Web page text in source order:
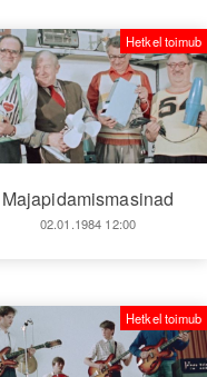
Majapidamismasinad
02.01.1984 12:00
Hetkel toimub
Hetkel toimub